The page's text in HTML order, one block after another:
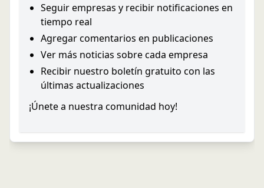
Seguir empresas y recibir notificaciones en
tiempo real
Agregar comentarios en publicaciones
Ver más noticias sobre cada empresa
Recibir nuestro boletín gratuito con las
últimas actualizaciones
¡Únete a nuestra comunidad hoy!